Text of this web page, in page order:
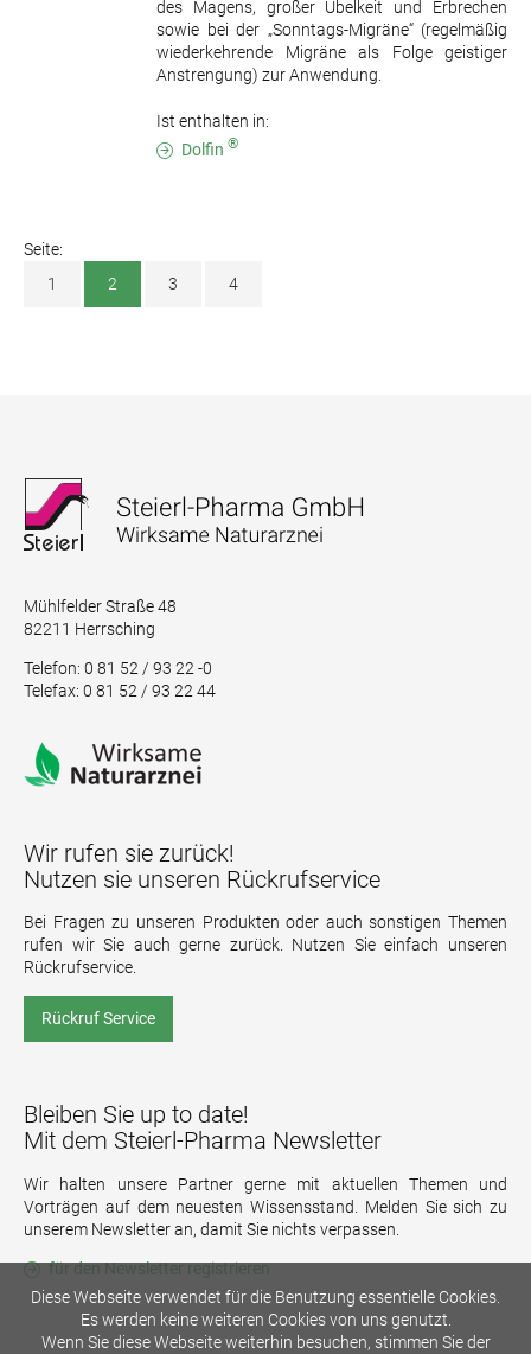
des Magens, großer Übelkeit und Erbrechen
sowie bei der „Sonntags-Migräne“ (regelmäßig
wiederkehrende Migräne als Folge geistiger
Anstrengung) zur Anwendung.
Ist enthalten in:
Dolfin ®
Seite:
1
2 3 4
Mühlfelder Straße 48
82211 Herrsching
Telefon: 0 81 52 / 93 22 -0
Telefax: 0 81 52 / 93 22 44
Wir rufen sie zurück!
Nutzen sie unseren Rückrufservice
Bei Fragen zu unseren Produkten oder auch sonstigen Themen
rufen wir Sie auch gerne zurück. Nutzen Sie einfach unseren
Rückrufservice.
Rückruf Service
Bleiben Sie up to date!
Mit dem Steierl-Pharma Newsletter
Wir halten unsere Partner gerne mit aktuellen Themen und
Vorträgen auf dem neuesten Wissensstand. Melden Sie sich zu
unserem Newsletter an, damit Sie nichts verpassen.
für den Newsletter registrieren
Diese Webseite verwendet für die Benutzung essentielle Cookies.
Es werden keine weiteren Cookies von uns genutzt.
Wenn Sie diese Webseite weiterhin besuchen, stimmen Sie der